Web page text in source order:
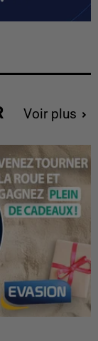
Voir plus